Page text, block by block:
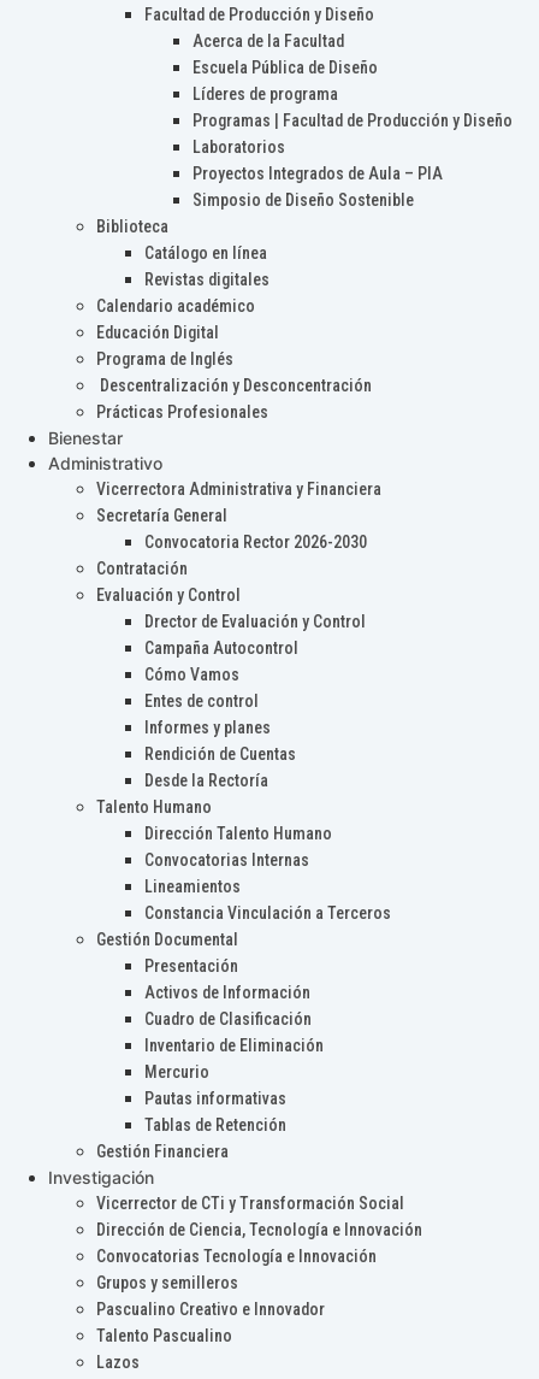
Facultad de Producción y Diseño
Acerca de la Facultad
Escuela Pública de Diseño
Líderes de programa
Programas | Facultad de Producción y Diseño
Laboratorios
Proyectos Integrados de Aula – PIA
Simposio de Diseño Sostenible
Biblioteca
Catálogo en línea
Revistas digitales
Calendario académico
Educación Digital
Programa de Inglés
Descentralización y Desconcentración
Prácticas Profesionales
Bienestar
Administrativo
Vicerrectora Administrativa y Financiera
Secretaría General
Convocatoria Rector 2026-2030
Contratación
Evaluación y Control
Drector de Evaluación y Control
Campaña Autocontrol
Cómo Vamos
Entes de control
Informes y planes
Rendición de Cuentas
Desde la Rectoría
Talento Humano
Dirección Talento Humano
Convocatorias Internas
Lineamientos
Constancia Vinculación a Terceros
Gestión Documental
Presentación
Activos de Información
Cuadro de Clasificación
Inventario de Eliminación
Mercurio
Pautas informativas
Tablas de Retención
Gestión Financiera
Investigación
Vicerrector de CTi y Transformación Social
Dirección de Ciencia, Tecnología e Innovación
Convocatorias Tecnología e Innovación
Grupos y semilleros
Pascualino Creativo e Innovador
Talento Pascualino
Lazos